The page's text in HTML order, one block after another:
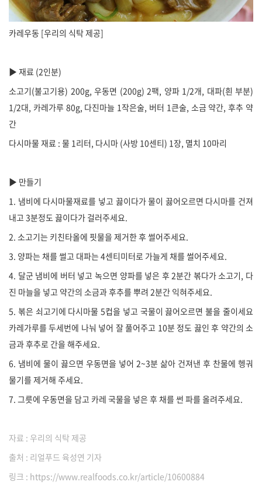
카레우동 [우리의 식탁 제공]
▶ 재료 (2인분)
소고기(불고기용) 200g, 우동면 (200g) 2팩, 양파 1/2개, 대파(흰 부분)
1/2대, 카레가루 80g, 다진마늘 1작은술, 버터 1큰술, 소금 약간, 후추 약
간
다시마물 재료 : 물 1리터, 다시마 (사방 10센티) 1장, 멸치 10마리
▶ 만들기
1. 냄비에 다시마물재료를 넣고 끓이다가 물이 끓어오르면 다시마를 건져
내고 3분정도 끓이다가 걸러주세요.
2. 소고기는 키친타올에 핏물을 제거한 후 썰어주세요.
3. 양파는 채를 썰고 대파는 4센티미터로 가늘게 채를 썰어주세요.
4. 달군 냄비에 버터 넣고 녹으면 양파를 넣은 후 2분간 볶다가 소고기, 다
진 마늘을 넣고 약간의 소금과 후추를 뿌려 2분간 익혀주세요.
5. 볶은 쇠고기에 다시마물 5컵을 넣고 국물이 끓어오르면 불을 줄이세요
카레가루를 두세번에 나눠 넣어 잘 풀어주고 10분 정도 끓인 후 약간의 소
금과 후추로 간을 해주세요.
6. 냄비에 물이 끓으면 우동면을 넣어 2~3분 삶아 건져낸 후 찬물에 헹궈
물기를 제거해 주세요.
7. 그릇에 우동면을 담고 카레 국물을 넣은 후 채를 썬 파를 올려주세요.
자료 : 우리의 식탁 제공
출처 : 리얼푸드 육성연 기자
링크 : https://www.realfoods.co.kr/article/10600884